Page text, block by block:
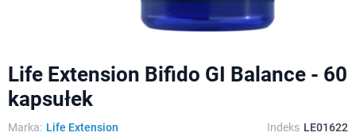
Life Extension Bifido GI Balance - 60
kapsułek
Marka: Life Extension Indeks LE01622